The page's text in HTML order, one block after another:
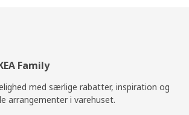
Family
med særlige rabatter, inspiration og
arrangementer i varehuset.